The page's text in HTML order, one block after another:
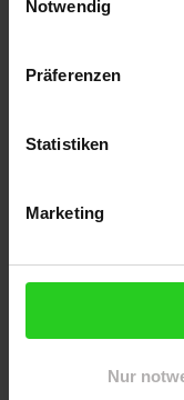
Notwendig
Präferenzen
Statistiken
Marketing
Nur
oder Tablets mit
Vollständig
betrieben werden,
sein, genügen nur 5
Stunden
darunter Windows,
ist die Trust Bayo+
Wahl macht. Erleben
mit der Trust Bayo+
idealen Begleiter für